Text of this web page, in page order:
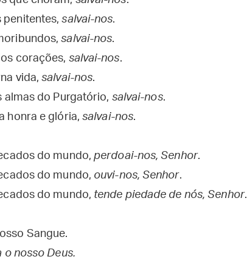
penitentes,salvai-nos.
salvai-nos.
corações, salvai-nos.
vida,salvai-nos.
almas do Purgatório, salvai-nos.
honra e glória, salvai-nos.
do mundo, perdoai-nos, Senhor.
do mundo, ouvi-nos, Senhor.
do mundo, tende piedade de nós, Senhor.
Sangue.
o nosso Deus.